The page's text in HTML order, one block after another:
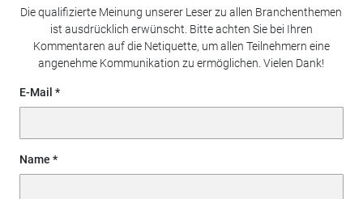
Die qualifizierte Meinung unserer Leser zu allen Branchenthemen
ist ausdrücklich erwünscht. Bitte achten Sie bei Ihren
Kommentaren auf die Netiquette, um allen Teilnehmern eine
angenehme Kommunikation zu ermöglichen. Vielen Dank!
E-Mail
Name